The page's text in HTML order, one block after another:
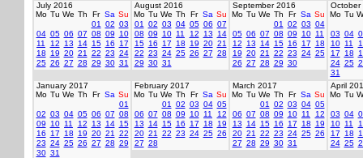
July 2016
Mo Tu We Th Fr Sa Su
01
02 03
04 05 06 07 08 09
10
11
12 13 14 15 16
17
18
19 20 21 22 23 24
25 26 27 28 29 30 31
August 2016
Mo Tu We Th Fr Sa Su
01
02 03 04 05 06 07
08 09 10 11 12 13
14
15 16 17 18 19 20 21
22 23 24 25 26 27 28
29 30 31
September 2016
Mo Tu We Th Fr Sa Su
01
02 03 04
05 06 07 08 09 10 11
12
13 14 15 16 17
18
19 20 21 22 23 24 25
26 27 28 29 30
October
Mo Tu
03 04
10 11
17
18
24 25
31
January 2017
Mo Tu We Th Fr Sa Su
01
02 03 04 05 06 07 08
09
10 11 12 13 14 15
16
17 18 19 20 21
22
23 24 25 26 27 28 29
30 31
February 2017
Mo Tu We Th Fr Sa Su
01
02 03 04 05
06 07 08 09 10 11
12
13
14 15 16 17 18
19
20 21 22 23 24 25 26
27 28
March 2017
Mo Tu We Th Fr Sa Su
01
02 03 04 05
06 07 08 09 10 11
12
13
14 15 16 17 18
19
20 21 22 23 24 25 26
27 28 29 30 31
April
Mo Tu
03 04
10 11
17
18
24 25